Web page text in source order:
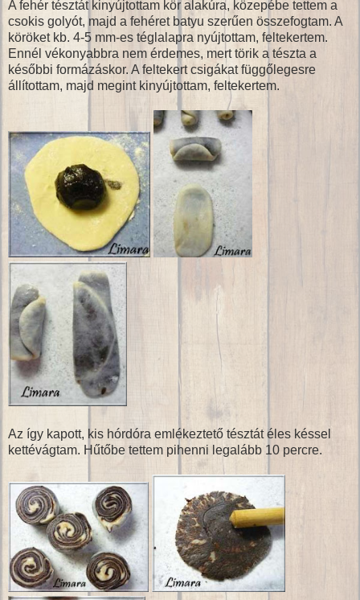
A fehér tésztát kinyújtottam kör alakúra, közepébe tettem a
csokis golyót, majd a fehéret batyu szerűen összefogtam. A
köröket kb. 4-5 mm-es téglalapra nyújtottam, feltekertem.
Ennél vékonyabbra nem érdemes, mert törik a tészta a
későbbi formázáskor. A feltekert csigákat függőlegesre
állítottam, majd megint kinyújtottam, feltekertem.
Az így kapott, kis hórdóra emlékeztető tésztát éles késsel
kettévágtam. Hűtőbe tettem pihenni legalább 10 percre.